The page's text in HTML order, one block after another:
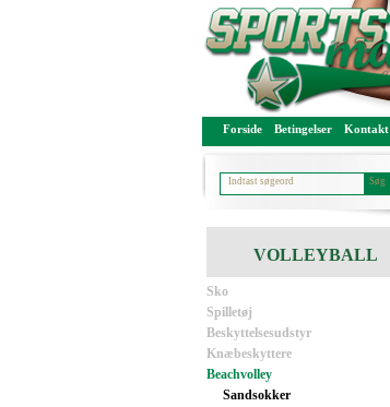
Forside Betingelser Kontakt
VOLLEYBALL
Sko
Spilletøj
Beskyttelsesudstyr
Knæbeskyttere
Beachvolley
Sandsokker